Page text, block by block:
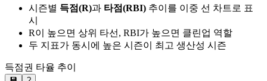
시즌별 득점(R)과 타점(RBI) 추이를 이중 선 차트로 표
시
R이 높으면 상위 타선, RBI가 높으면 클린업 역할
두 지표가 동시에 높은 시즌이 최고 생산성 시즌
득점권 타율 추이